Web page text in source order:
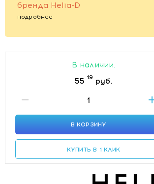
бренда Helia-D
подробнее
В наличии.
55 19 руб.
В КОРЗИНУ
КУПИТЬ В 1 КЛИК